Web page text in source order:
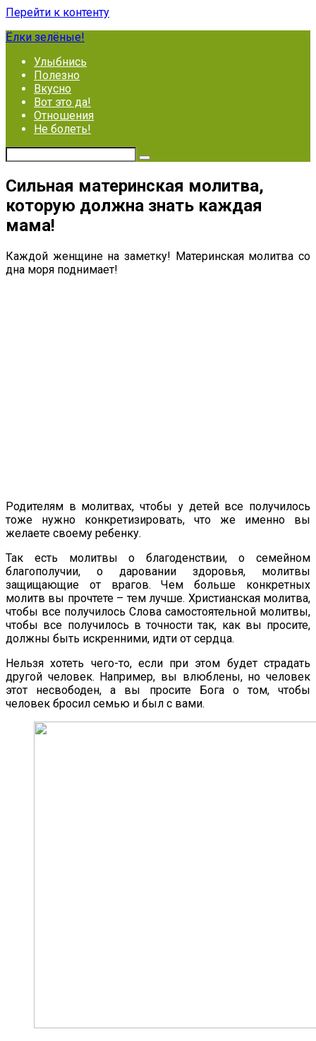
Перейти к контенту
Ёлки зелёные!
Улыбнись
Полезно
Вкусно
Вот это да!
Отношения
Не болеть!
Сильная материнская молитва,
которую должна знать каждая
мама!
Каждой женщине на заметку! Материнская молитва со
дна моря поднимает!
Родителям в молитвах, чтобы у детей все получилось
тоже нужно конкретизировать, что же именно вы
желаете своему ребенку.
Так есть молитвы о благоденствии, о семейном
благополучии, о даровании здоровья, молитвы
защищающие от врагов. Чем больше конкретных
молитв вы прочтете – тем лучше. Христианская молитва,
чтобы все получилось Слова самостоятельной молитвы,
чтобы все получилось в точности так, как вы просите,
должны быть искренними, идти от сердца.
Нельзя хотеть чего-то, если при этом будет страдать
другой человек. Например, вы влюблены, но человек
этот несвободен, а вы просите Бога о том, чтобы
человек бросил семью и был с вами.